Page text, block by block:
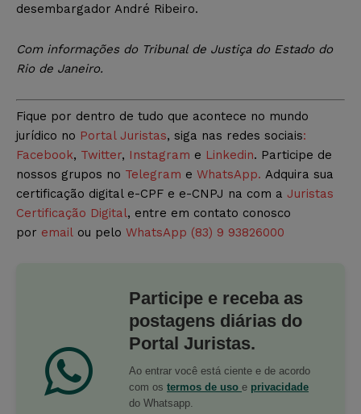
desembargador André Ribeiro.
Com informações do Tribunal de Justiça do Estado do
Rio de Janeiro.
Fique por dentro de tudo que acontece no mundo
jurídico no Portal Juristas, siga nas redes sociais:
Facebook, Twitter, Instagram e Linkedin. Participe de
nossos grupos no Telegram e WhatsApp. Adquira sua
certificação digital e-CPF e e-CNPJ na com a Juristas
Certificação Digital, entre em contato conosco
por email ou pelo WhatsApp (83) 9 93826000
Participe e receba as
postagens diárias do
Portal Juristas.
Ao entrar você está ciente e de acordo
com os termos de uso e privacidade
do Whatsapp.